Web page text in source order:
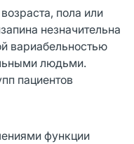
пола или
незначительна
вариабельностью
людьми.
пациентов
функции